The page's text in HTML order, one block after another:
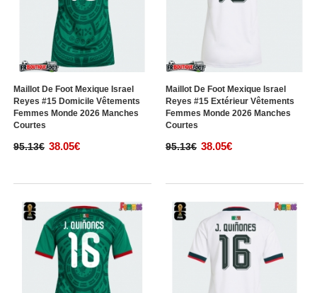
Maillot De Foot Mexique Israel
Reyes #15 Domicile Vêtements
Femmes Monde 2026 Manches
Courtes
95.13€ 38.05€
Maillot De Foot Mexique Israel
Reyes #15 Extérieur Vêtements
Femmes Monde 2026 Manches
Courtes
95.13€ 38.05€